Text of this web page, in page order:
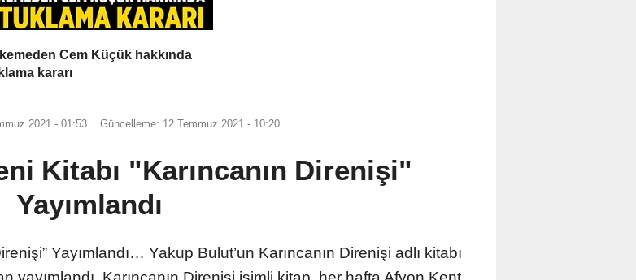
Cem Küçük hakkında
kararı
2021 - 01:53 Güncelleme: 12 Temmuz 2021 - 10:20
Kitabı "Karıncanın Direnişi"
Yayımlandı
Yayımlandı… Yakup Bulut’un Karıncanın Direnişi adlı kitabı